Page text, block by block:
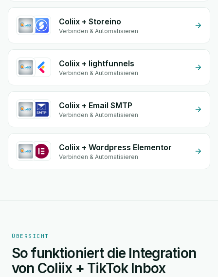
Coliix + Storeino
Verbinden & Automatisieren
Coliix + lightfunnels
Verbinden & Automatisieren
Coliix + Email SMTP
Verbinden & Automatisieren
Coliix + Wordpress Elementor
Verbinden & Automatisieren
ÜBERSICHT
So funktioniert die Integration
von Coliix + TikTok Inbox